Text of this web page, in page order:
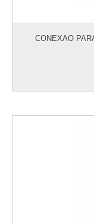
CONEXAO